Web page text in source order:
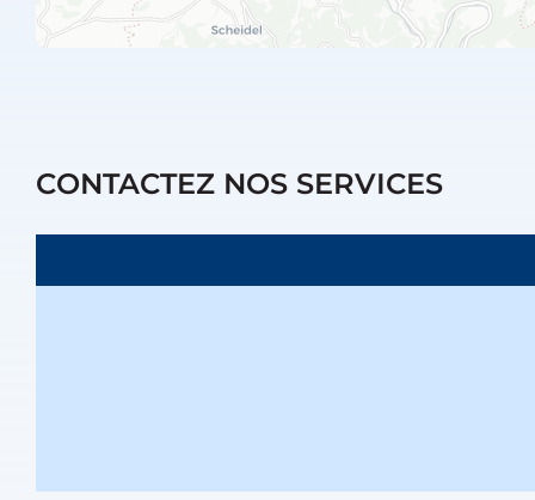
CONTACTEZ NOS SERVICES